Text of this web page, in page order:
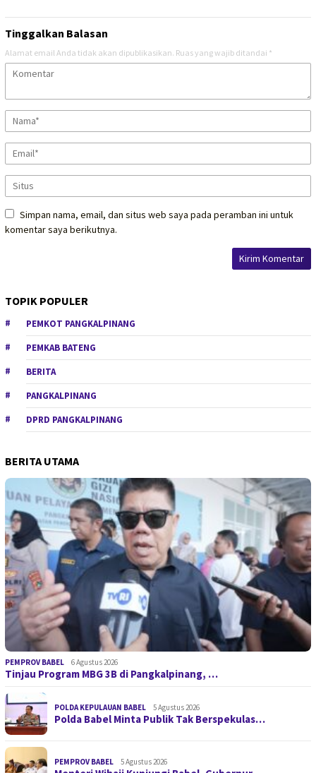
Tinggalkan Balasan
Alamat email Anda tidak akan dipublikasikan. Ruas yang wajib ditandai *
Simpan nama, email, dan situs web saya pada peramban ini untuk
komentar saya berikutnya.
TOPIK POPULER
PEMKOT PANGKALPINANG
PEMKAB BATENG
BERITA
PANGKALPINANG
DPRD PANGKALPINANG
BERITA UTAMA
PEMPROV BABEL 6 Agustus 2026
Tinjau Program MBG 3B di Pangkalpinang, …
POLDA KEPULAUAN BABEL 5 Agustus 2026
Polda Babel Minta Publik Tak Berspekulas…
PEMPROV BABEL 5 Agustus 2026